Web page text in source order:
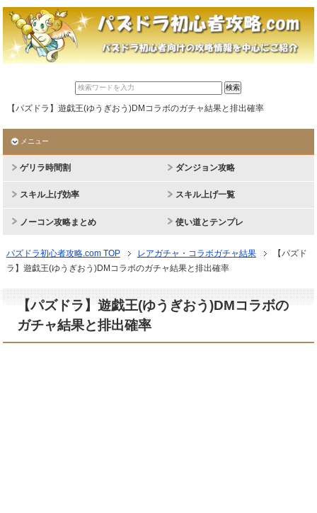
【パズドラ】遊戯王(ゆうぎおう)DMコラボのガチャ結果と排出確率
メニュー
ゲリラ時間割 ダンジョン攻略
スキル上げ効率 スキル上げ一覧
ノーコン攻略まとめ 使い道とテンプレ
パズドラ初心者攻略.com TOP レアガチャ・コラボガチャ結果
【パズド
ラ】遊戯王(ゆうぎおう)DMコラボのガチャ結果と排出確率
【パズドラ】遊戯王(ゆうぎおう)DMコラボの
ガチャ結果と排出確率